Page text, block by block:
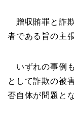
贈収賄罪と詐
者である旨の主
いずれの事例
として詐欺の被
否自体が問題と